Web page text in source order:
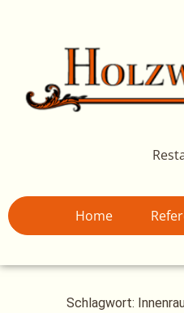
Home
Schlagwort: